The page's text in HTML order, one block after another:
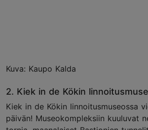
Kuva: Kaupo Kalda
2. Kiek in de Kökin
Kiek in de Kökin linnoitusmuseossa
päivän! Museokompleksiin kuuluvat